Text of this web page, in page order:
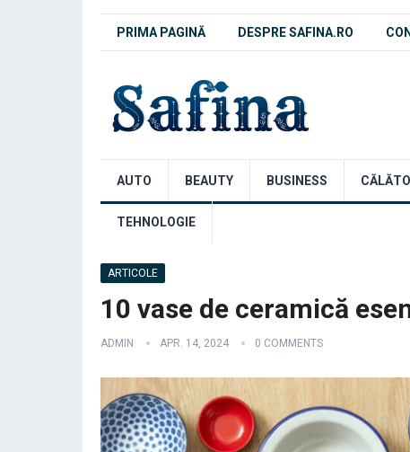
PRIMA PAGINĂ DESPRE SAFINA.RO
AUTO BEAUTY BUSINESS
TEHNOLOGIE
ARTICOLE
10 vase de ceramică
ADMIN APR. 14, 2024 0 COMMENTS